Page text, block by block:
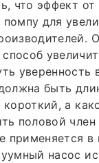
что эффект
для
быть
а
половой
применяется в
насос